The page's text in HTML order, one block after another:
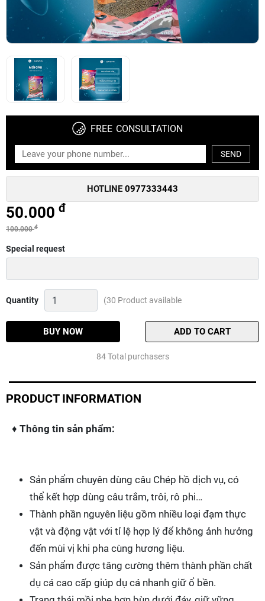
FREE CONSULTATION
SEND
HOTLINE 0977333443
50.000 đ
100.000đ
Special request
Quantity
Mồi
chép
sa
(30 Product available
BUY NOW ADD TO CART
84 Total purchasers
PRODUCT INFORMATION
♦ Thông tin sản phẩm:
Sản phẩm chuyên dùng câu Chép hồ dịch vụ, có
thể kết hợp dùng câu trắm, trôi, rô phi…
Thành phần nguyên liệu gồm nhiều loại đạm thực
vật và động vật với tỉ lệ hợp lý để không ảnh hưởng
đến mùi vị khi pha cùng hương liệu.
Sản phẩm được tăng cường thêm thành phần chất
dụ cá cao cấp giúp dụ cá nhanh giữ ổ bền.